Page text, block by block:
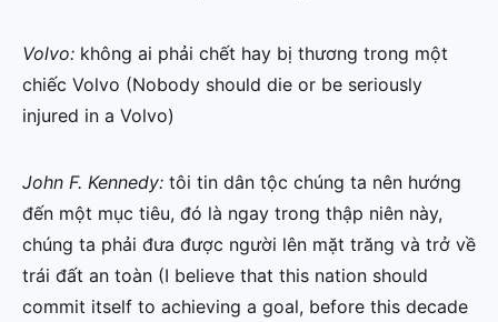
Volvo: không ai phải chết hay bị thương trong một
chiếc Volvo (Nobody should die or be seriously
injured in a Volvo)
John F. Kennedy: tôi tin dân tộc chúng ta nên hướng
đến một mục tiêu, đó là ngay trong thập niên này,
chúng ta phải đưa được người lên mặt trăng và trở về
trái đất an toàn (I believe that this nation should
commit itself to achieving a goal, before this decade